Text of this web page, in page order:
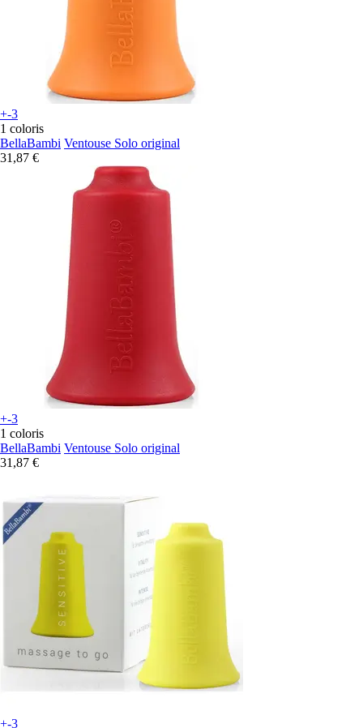
+-3
1 coloris
BellaBambi Ventouse Solo original
31,87 €
+-3
1 coloris
BellaBambi Ventouse Solo original
31,87 €
+-3